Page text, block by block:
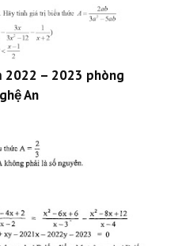
2022 – 2023 phòng
An